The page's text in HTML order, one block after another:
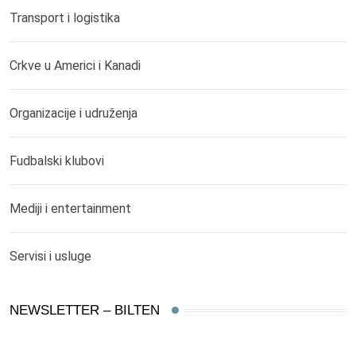
Transport i logistika
Crkve u Americi i Kanadi
Organizacije i udruženja
Fudbalski klubovi
Mediji i entertainment
Servisi i usluge
NEWSLETTER – BILTEN